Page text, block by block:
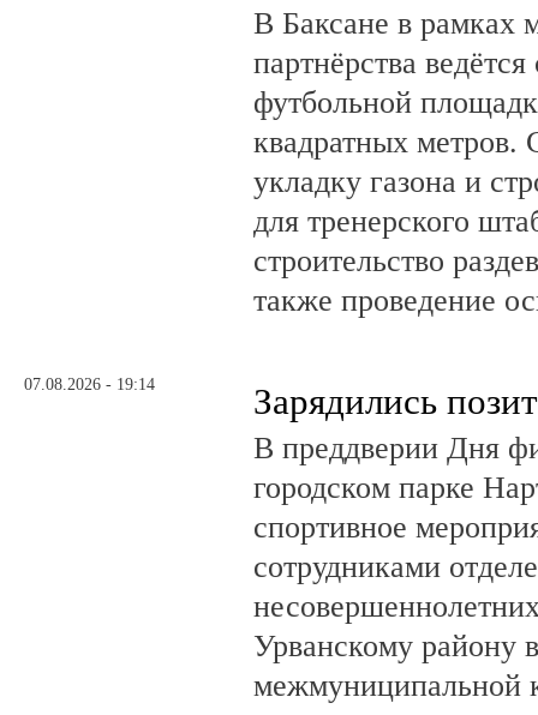
В Баксане в рамках
партнёрства
футбольной
квадратных метров.
укладку газона и
для тренерского
строительство
также проведение
07.08.2026 - 19:14 Зарядились
В преддверии Дня
городском парке
спортивное
сотрудниками
Урванскому району
межмуниципальной